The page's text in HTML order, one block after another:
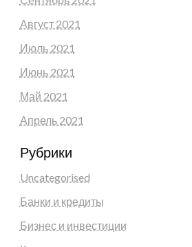
Август 2021
Июль 2021
Июнь 2021
Май 2021
Апрель 2021
Рубрики
Uncategorised
Банки и кредиты
Бизнес и инвестиции